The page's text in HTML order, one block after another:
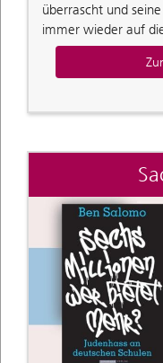
überrascht und
immer wieder auf